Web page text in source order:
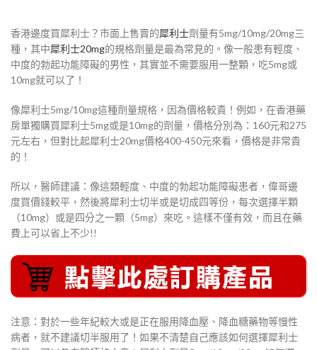
香港邊度買犀利士？市面上售賣的犀利士劑量有5mg/10mg/20mg三
種，其中犀利士20mg的規格劑量是最為常見的。像一般患有輕度、
中度的勃起功能障礙的男性，其實並不需要服用一整顆，吃5mg或
10mg就可以了！
像犀利士5mg/10mg這種劑量規格，因為價格較貴！例如，在香港藥
房單獨購買犀利士5mg或是10mg的劑量，價格分別為：160元和275
元左右，但對比起犀利士20mg價格400-450元來看，價格是非常貴
的！
所以，醫師建議：像這類輕度、中度的勃起功能障礙患者，偉哥邊
度買價錢較平，然後將犀利士切半或是切成四等份，每次選擇半顆
（10mg）或是四分之一顆（5mg）來吃。這樣不僅有效，而且在藥
費上可以省上不少!!
注意：對於一些年紀較大或是正在服用降血壓、降血糖藥物等慢性
病者，就不建議切半服用了！如果不清楚自己應該如何選擇犀利士